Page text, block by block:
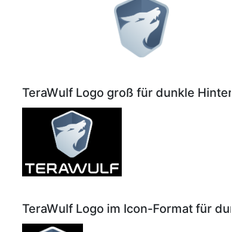
TeraWulf Logo groß für dunkle
TeraWulf Logo im Icon-Format für